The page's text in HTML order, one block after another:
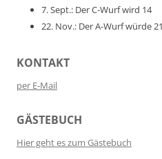
7. Sept.: Der C-Wurf wird 14
22. Nov.: Der A-Wurf würde
KONTAKT
per E-Mail
GÄSTEBUCH
Hier geht es zum Gästebuch